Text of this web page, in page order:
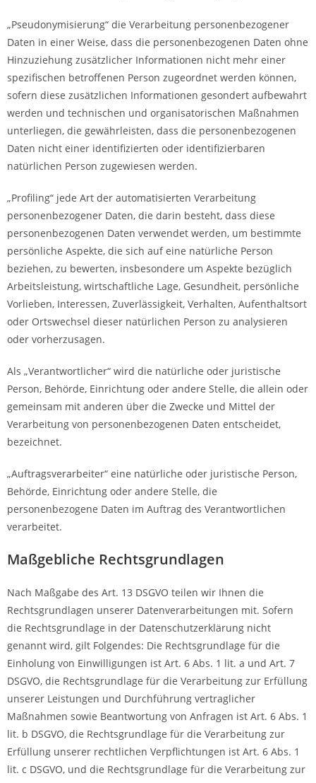
„Pseudonymisierung“ die Verarbeitung personenbezogener
Daten in einer Weise, dass die personenbezogenen Daten ohne
Hinzuziehung zusätzlicher Informationen nicht mehr einer
spezifischen betroffenen Person zugeordnet werden können,
sofern diese zusätzlichen Informationen gesondert aufbewahrt
werden und technischen und organisatorischen Maßnahmen
unterliegen, die gewährleisten, dass die personenbezogenen
Daten nicht einer identifizierten oder identifizierbaren
natürlichen Person zugewiesen werden.
„Profiling“ jede Art der automatisierten Verarbeitung
personenbezogener Daten, die darin besteht, dass diese
personenbezogenen Daten verwendet werden, um bestimmte
persönliche Aspekte, die sich auf eine natürliche Person
beziehen, zu bewerten, insbesondere um Aspekte bezüglich
Arbeitsleistung, wirtschaftliche Lage, Gesundheit, persönliche
Vorlieben, Interessen, Zuverlässigkeit, Verhalten, Aufenthaltsort
oder Ortswechsel dieser natürlichen Person zu analysieren
oder vorherzusagen.
Als „Verantwortlicher“ wird die natürliche oder juristische
Person, Behörde, Einrichtung oder andere Stelle, die allein oder
gemeinsam mit anderen über die Zwecke und Mittel der
Verarbeitung von personenbezogenen Daten entscheidet,
bezeichnet.
„Auftragsverarbeiter“ eine natürliche oder juristische Person,
Behörde, Einrichtung oder andere Stelle, die
personenbezogene Daten im Auftrag des Verantwortlichen
verarbeitet.
Maßgebliche Rechtsgrundlagen
Nach Maßgabe des Art. 13 DSGVO teilen wir Ihnen die
Rechtsgrundlagen unserer Datenverarbeitungen mit. Sofern
die Rechtsgrundlage in der Datenschutzerklärung nicht
genannt wird, gilt Folgendes: Die Rechtsgrundlage für die
Einholung von Einwilligungen ist Art. 6 Abs. 1 lit. a und Art. 7
DSGVO, die Rechtsgrundlage für die Verarbeitung zur Erfüllung
unserer Leistungen und Durchführung vertraglicher
Maßnahmen sowie Beantwortung von Anfragen ist Art. 6 Abs. 1
lit. b DSGVO, die Rechtsgrundlage für die Verarbeitung zur
Erfüllung unserer rechtlichen Verpflichtungen ist Art. 6 Abs. 1
lit. c DSGVO, und die Rechtsgrundlage für die Verarbeitung zur